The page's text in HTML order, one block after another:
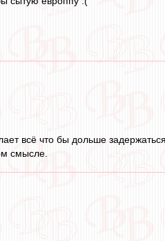
всё что бы дольше
смысле.